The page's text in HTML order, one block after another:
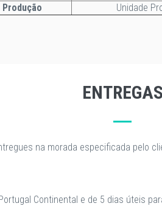
Produção
Unidade
ENTREGAS
na morada especificada pelo
Continental e de 5 dias úteis